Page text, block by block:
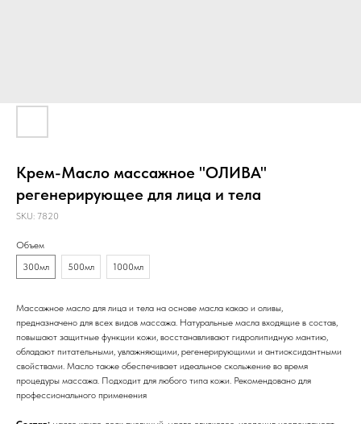
Крем-Масло массажное "ОЛИВА"
регенерирующее для лица и тела
SKU: 7820
Объем
300мл
500мл 1000мл
Массажное масло для лица и тела на основе масла какао и оливы,
предназначено для всех видов массажа. Натуральные масла входящие в состав,
повышают защитные функции кожи, восстанавливают гидролипидную мантию,
обладают питательными, увлажняющими, регенерирующими и антиоксидантными
свойствами. Масло также обеспечивает идеальное скольжение во время
процедуры массажа. Подходит для любого типа кожи. Рекомендовано для
профессионального применения